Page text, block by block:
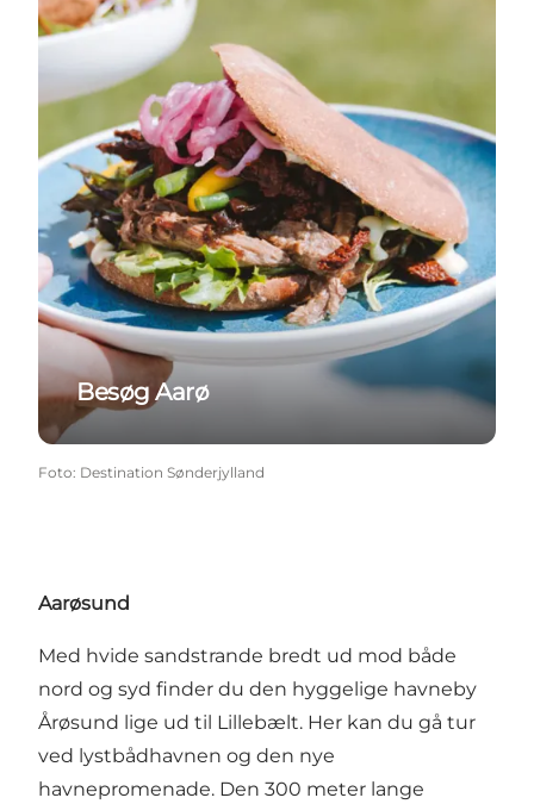
Besøg Aarø
Foto: Destination Sønderjylland
Aarøsund
Med hvide sandstrande bredt ud mod både
nord og syd finder du den hyggelige havneby
Årøsund lige ud til Lillebælt. Her kan du gå tur
ved lystbådhavnen og den nye
havnepromenade. Den 300 meter lange